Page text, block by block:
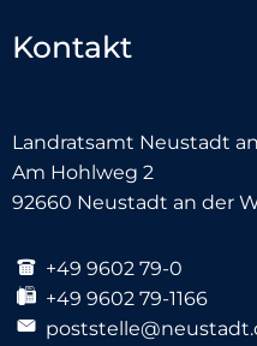
Kontakt
Landratsamt Neustadt
Am Hohlweg 2
92660 Neustadt an der
+49 9602 79-0
+49 9602 79-1166